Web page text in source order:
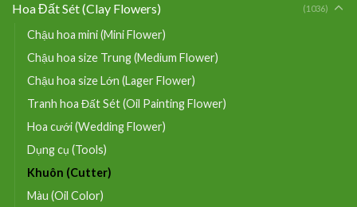
Hoa Đất Sét (Clay Flowers) (1036)
Chậu hoa mini (Mini Flower)
Chậu hoa size Trung (Medium Flower)
Chậu hoa size Lớn (Lager Flower)
Tranh hoa Đất Sét (Oil Painting Flower)
Hoa cưới (Wedding Flower)
Dụng cụ (Tools)
Khuôn (Cutter)
Màu (Oil Color)